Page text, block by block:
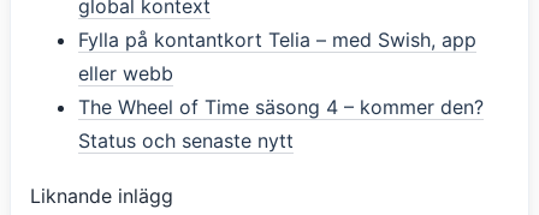
global kontext
Fylla på kontantkort Telia – med Swish, app
eller webb
The Wheel of Time säsong 4 – kommer den?
Status och senaste nytt
Liknande inlägg